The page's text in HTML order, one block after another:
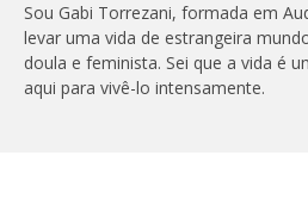
Sou Gabi Torrezani, formada em
levar uma vida de estrangeira
doula e feminista. Sei que a vida é
aqui para vivê-lo intensamente.